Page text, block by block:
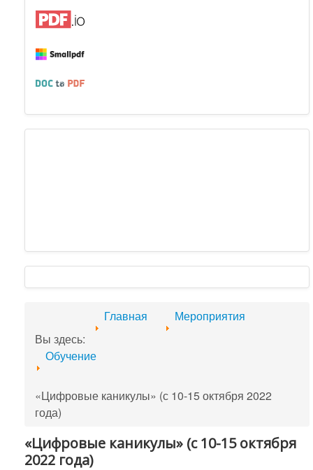
Вы здесь:
Главная Мероприятия
Обучение
«Цифровые каникулы» (с 10-15 октября 2022
года)
«Цифровые каникулы» (с 10-15 октября
2022 года)